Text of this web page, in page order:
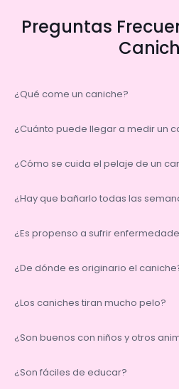
Preguntas
¿Qué come un caniche?
¿Cuánto puede llegar a medir un
¿Cómo se cuida el pelaje de un
¿Hay que bañarlo todas las
¿Es propenso a sufrir
¿De dónde es originario el
¿Los caniches tiran mucho pelo?
¿Son buenos con niños y otros
¿Son fáciles de educar?